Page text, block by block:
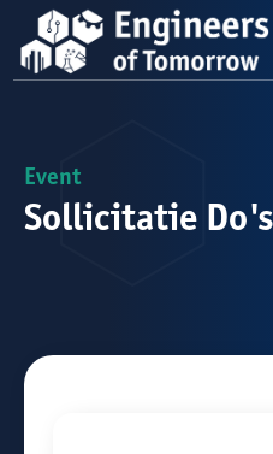
Event
Sollicitatie